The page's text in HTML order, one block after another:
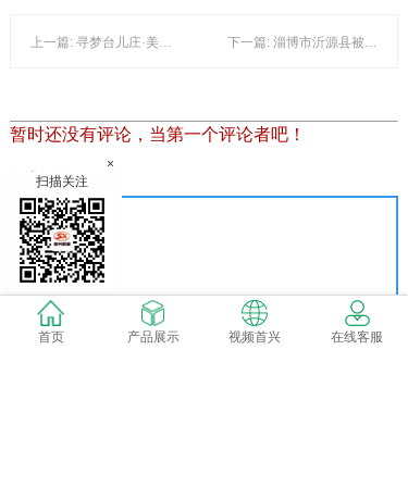
上一篇: 寻梦台儿庄·美在船妹子 - 看中国 - 韩国新华网 下一篇: 淄博市沂源县被授予国家高效节水灌溉示范县称号 - 水暖配件资讯 - 水暖配件网
暂时还没有评论，当第一个评论者吧！
发表评论
首页 产品展示 视频首兴 在线客服
×
扫描关注